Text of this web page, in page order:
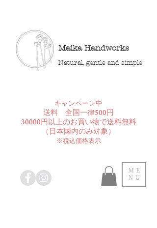
Maika Handworks
Natural, gentle and simple.
​キャンペーン中
送料 全国一律500円
30000円以上のお買い物で送料無料
​（日本国内のみ対象）
※税込価格表示
ME
NU